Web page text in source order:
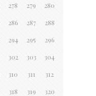
278 279 280
286 287 288
294 295 296
302 303 304
310 311 312
318 319 320